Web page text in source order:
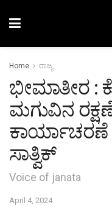
Home ರಾಜ್ಯ
ಭೀಮಾತೀರ :
ಮಗುವಿನ
ಕಾರ್ಯಾಚರಣೆ
ಸಾತ್ವಿಕ್
Voice of janata
April 4, 2024